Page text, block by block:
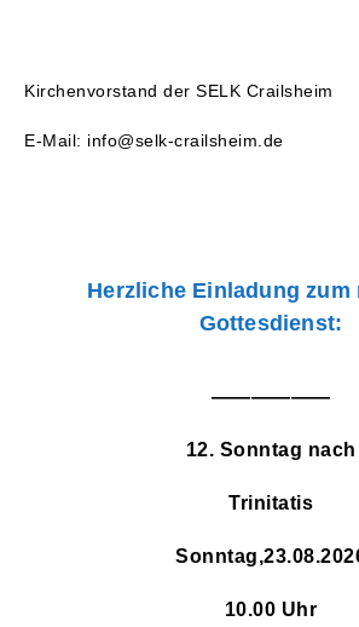
Kirchenvorstand der SELK Crailsheim
E-Mail: info@selk-crailsheim.de
Herzliche Einladung zum
Gottesdienst:
——————
12. Sonntag nach
Trinitatis
10.00 Uhr